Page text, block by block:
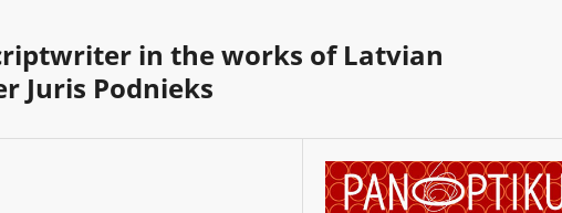
in the works of Latvian
Juris Podnieks